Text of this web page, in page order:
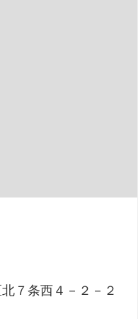
７条西４－２－２